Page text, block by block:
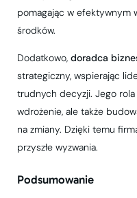
pomagając w efektywnym
środków.
Dodatkowo, doradca
strategiczny, wspierając
trudnych decyzji. Jego
wdrożenie, ale także
na zmiany. Dzięki temu
przyszłe wyzwania.
Podsumowanie